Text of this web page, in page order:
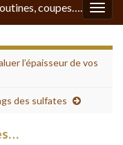
coupes….
l’épaisseur de vos
des sulfates